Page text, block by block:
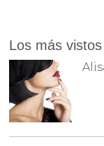
Los más vistos